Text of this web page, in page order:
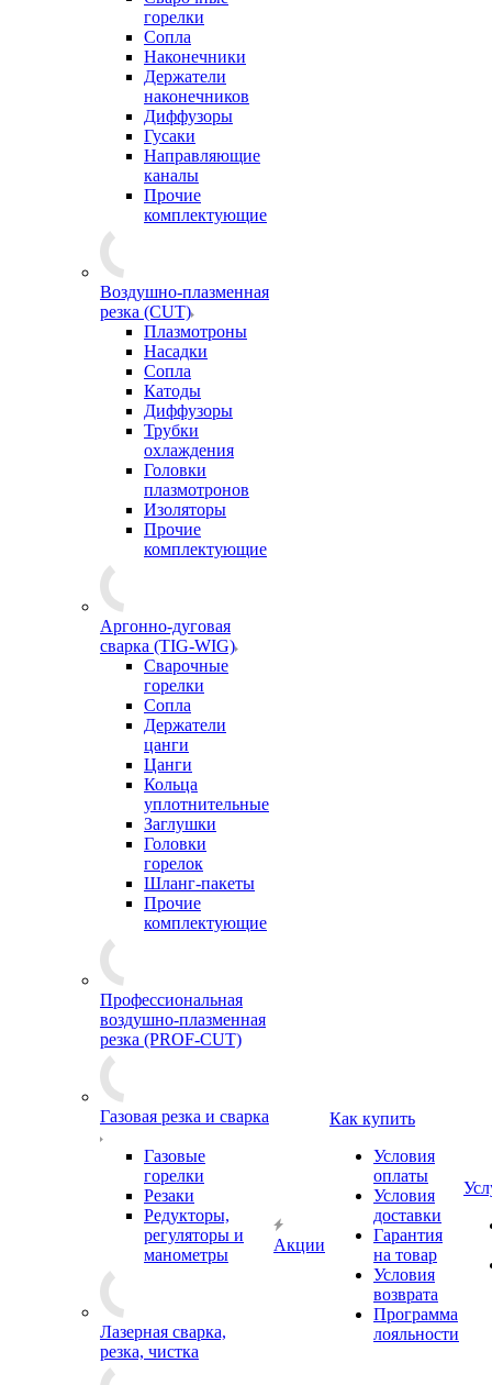
горелки
Сопла
Наконечники
Держатели
наконечников
Диффузоры
Гусаки
Направляющие
каналы
Прочие
комплектующие
Воздушно-плазменная
резка (CUT)
Плазмотроны
Насадки
Сопла
Катоды
Диффузоры
Трубки
охлаждения
Головки
плазмотронов
Изоляторы
Прочие
комплектующие
Аргонно-дуговая
сварка (TIG-WIG)
Сварочные
горелки
Сопла
Держатели
цанги
Цанги
Кольца
уплотнительные
Заглушки
Головки
горелок
Шланг-пакеты
Прочие
комплектующие
Профессиональная
воздушно-плазменная
резка (PROF-CUT)
Газовая резка и сварка
Газовые
горелки
Резаки
Редукторы,
регуляторы и
манометры
Лазерная сварка,
резка, чистка
Акции
Как купить
Условия
оплаты
Условия
доставки
Гарантия
на товар
Условия
возврата
Программа
лояльности